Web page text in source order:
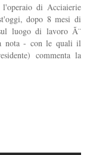
di Acciaierie
dopo 8 mesi di
luogo di lavoro Ã¨
nota - con le quali il
commenta la